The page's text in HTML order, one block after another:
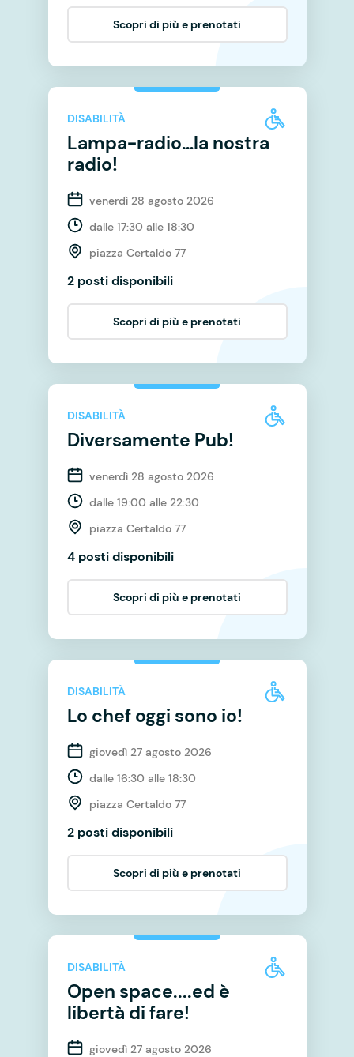
Scopri di più e prenotati
DISABILITÀ
Lampa-radio…la nostra
radio!
venerdì 28 agosto 2026
dalle 17:30 alle 18:30
piazza Certaldo 77
2 posti disponibili
Scopri di più e prenotati
DISABILITÀ
Diversamente Pub!
venerdì 28 agosto 2026
dalle 19:00 alle 22:30
piazza Certaldo 77
4 posti disponibili
Scopri di più e prenotati
DISABILITÀ
Lo chef oggi sono io!
giovedì 27 agosto 2026
dalle 16:30 alle 18:30
piazza Certaldo 77
2 posti disponibili
Scopri di più e prenotati
DISABILITÀ
Open space....ed è
libertà di fare!
giovedì 27 agosto 2026